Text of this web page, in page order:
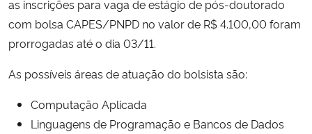
Ministério do Meio Ambiente
Ministério do Turismo
Ministério do Desenvolvimento Regional
Controladoria-Geral da União
as inscrições para vaga de estágio de pós-doutorado
com bolsa CAPES/PNPD no valor de R$ 4.100,00 foram
prorrogadas até o dia 03/11.
As possíveis áreas de atuação do bolsista são:
Computação Aplicada
Linguagens de Programação e Bancos de Dados